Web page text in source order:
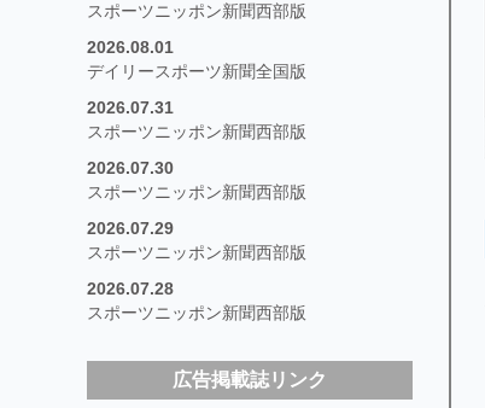
スポーツニッポン新聞西部版
2026.08.01
デイリースポーツ新聞全国版
2026.07.31
スポーツニッポン新聞西部版
2026.07.30
スポーツニッポン新聞西部版
2026.07.29
スポーツニッポン新聞西部版
2026.07.28
スポーツニッポン新聞西部版
広告掲載誌リンク